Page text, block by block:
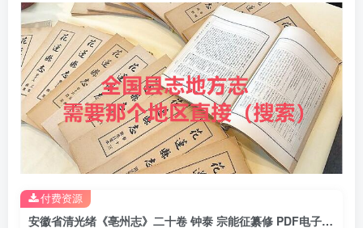
安徽省清光绪《亳州志》二十卷 钟泰 宗能征纂修 PDF电子版地方志下载
付费资源